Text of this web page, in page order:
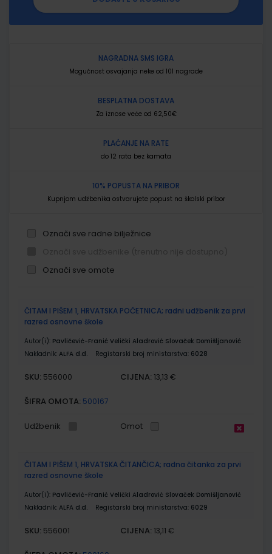
NAGRADNA SMS IGRA
Mogućnost osvajanja neke od 101 nagrade
BESPLATNA DOSTAVA
Za iznose veće od 62,50€
PLAĆANJE NA RATE
do 12 rata bez kamata
10% POPUSTA NA PRIBOR
Kupnjom udžbenika ostvarujete popust na školski pribor
Označi sve radne bilježnice
Označi sve omote
proizvodi
ČITAM I PIŠEM 1, HRVATSKA POČETNICA; radni udžbenik za prvi
razred osnovne škole
Autor(i): Pavličević-Franić Velički Aladrović Slovaček Domišljanović
Nakladnik: ALFA d.d. Registarski broj ministarstva: 6028
SKU: 556000 CIJENA: 13,13 €
ŠIFRA OMOTA: 500167
Udžbenik Omot
ČITAM I PIŠEM 1, HRVATSKA ČITANČICA; radna čitanka za prvi
razred osnovne škole
Autor(i): Pavličević-Franić Velički Aladrović Slovaček Domišljanović
Nakladnik: ALFA d.d. Registarski broj ministarstva: 6029
SKU: 556001 CIJENA: 13,11 €